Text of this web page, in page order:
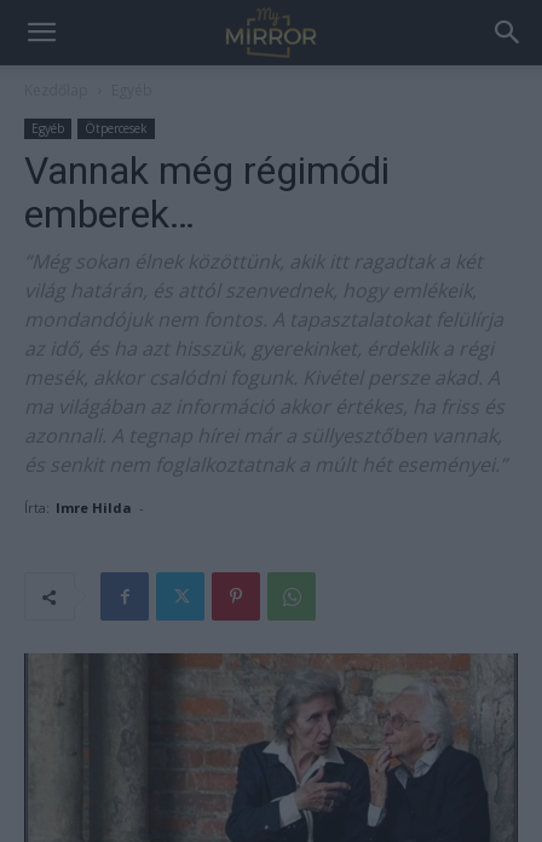
Egyéb Ötpercesek
Vannak még régimódi
emberek…
“Még sokan élnek közöttünk, akik itt ragadtak a két
világ határán, és attól szenvednek, hogy emlékeik,
mondandójuk nem fontos. A tapasztalatokat felülírja
az idő, és ha azt hisszük, gyerekinket, érdeklik a régi
mesék, akkor csalódni fogunk. Kivétel persze akad. A
ma világában az információ akkor értékes, ha friss és
azonnali. A tegnap hírei már a süllyesztőben vannak,
és senkit nem foglalkoztatnak a múlt hét eseményei.”
Írta: Imre Hilda -